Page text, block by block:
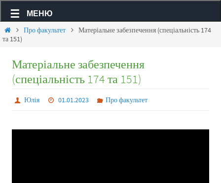
МЕНЮ
Про факультет
Матеріальне забезпечення (спеціальність 174
та 151)
Матеріальне забезпечення
(спеціальність 174 та 151)
Юлія 01.01.2023 Про факультет